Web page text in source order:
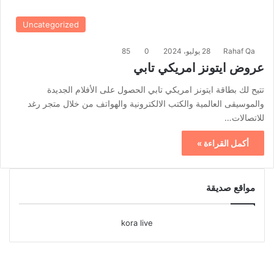
Uncategorized
Rahaf Qa 28 يوليو، 2024 0
85
عروض ايتونز امريكي تابي
تتيح لك بطاقة ايتونز امريكي تابي الحصول على الأفلام الجديدة
والموسيقى العالمية والكتب الالكترونية والهواتف من خلال متجر رغد
للاتصالات…
أكمل القراءة »
مواقع صديقة
kora live